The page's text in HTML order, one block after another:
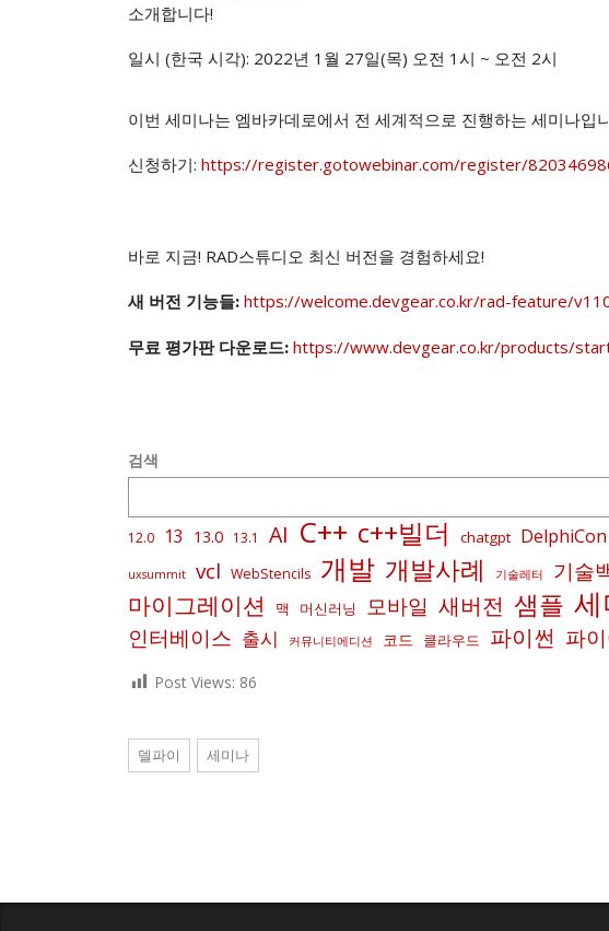
소개합니다!
일시 (한국 시각): 2022년 1월 27일(목) 오전 1시 ~ 오전 2시
이번 세미나는 엠바카데로에서 전 세계적으로 진행하는 세미나입
신청하기: https://register.gotowebinar.com/register/
바로 지금! RAD스튜디오 최신 버전을 경험하세요!
새 버전 기능들: https://welcome.devgear.co.kr/rad-feature/
무료 평가판 다운로드: https://www.devgear.co.kr/products/
검색
12.0 13 13.0 13.1 AI C++ c++빌더 chatgpt DelphiCon
uxsummit vcl WebStencils 개발 개발사례 기술레터 기술
마이그레이션 맥 머신러닝 모바일 새버전 샘플
인터베이스 출시 커뮤니티에디션 코드 클라우드 파이썬 파
Post Views: 86
델파이 세미나